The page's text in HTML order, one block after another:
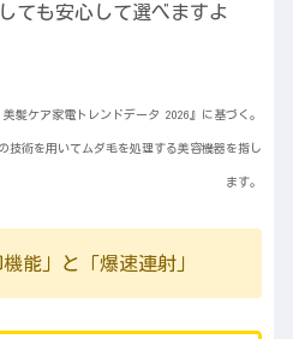
ても安心して選べますよ
髪ケア家電トレンドデータ 2026』に基づく。
術を用いてムダ毛を処理する美容機器を指し
ます。
能」と「爆速連射」